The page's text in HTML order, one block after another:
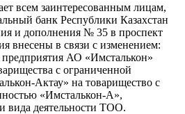
всем заинтересованным лицам,
банк Республики Казахстан
и дополнения № 35 в проспект
внесены в связи с изменением:
АО «Имсталькон»
с ограниченной
Актау» на товарищество с
«Имсталькон-А»,
вида деятельности ТОО.